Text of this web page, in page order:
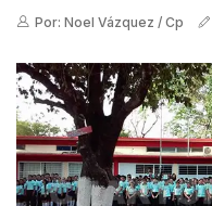
Por: Noel Vázquez / Cp